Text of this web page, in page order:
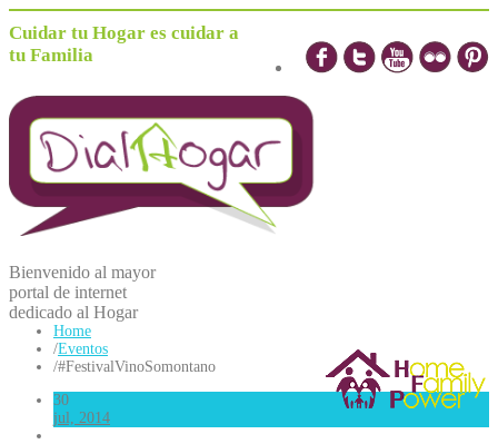
Cuidar tu Hogar es cuidar a
tu Familia
Bienvenido al mayor
portal de internet
dedicado al Hogar
Home
/Eventos
/#FestivalVinoSomontano
30
jul, 2014